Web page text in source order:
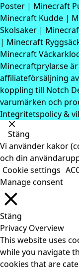
Poster | Minecraft
Minecraft Kudde |
Skolsaker |
| Minecraft
Minecraft
Minecraftprylar.se
affiliateförsäljning
koppling till Notch
varumärken och
Integritetspolicy &
Stäng
Vi använder kakor
och din
Cookie settings
Manage consent
Stäng
Privacy Overview
This website uses
while you navigate
cookies that are